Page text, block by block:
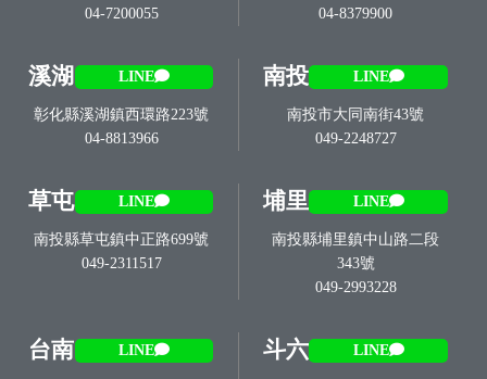
04-7200055
04-8379900
溪湖 LINE
彰化縣溪湖鎮西環路223號
04-8813966
南投 LINE
南投市大同南街43號
049-2248727
草屯 LINE
南投縣草屯鎮中正路699號
049-2311517
埔里 LINE
南投縣埔里鎮中山路二段
343號
049-2993228
台南 LINE 斗六 LINE